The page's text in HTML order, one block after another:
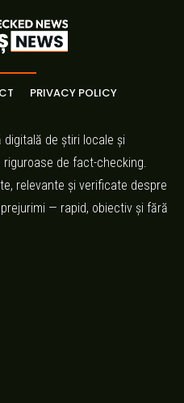
PRIVACY POLICY
digitală de știri locale și
de fact-checking.
relevante și verificate despre
— rapid, obiectiv și fără